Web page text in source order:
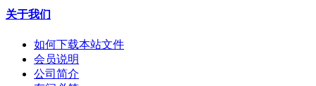
关于我们
如何下载本站文件
会员说明
公司简介